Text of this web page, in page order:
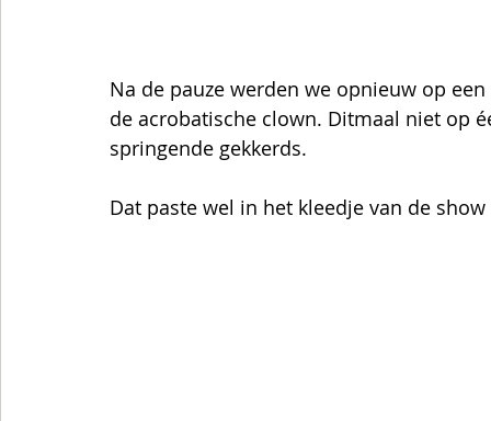
Na de pauze werden we opnieuw op
de acrobatische clown. Ditmaal niet op
springende gekkerds.
Dat paste wel in het kleedje van de